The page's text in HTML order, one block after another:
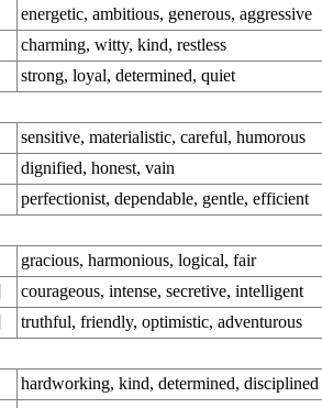
energetic, ambitious, generous, aggressive
charming, witty, kind, restless
strong, loyal, determined, quiet
sensitive, materialistic, careful, humorous
dignified, honest, vain
perfectionist, dependable, gentle, efficient
gracious, harmonious, logical, fair
courageous, intense, secretive, intelligent
truthful, friendly, optimistic, adventurous
hardworking, kind, determined, disciplined